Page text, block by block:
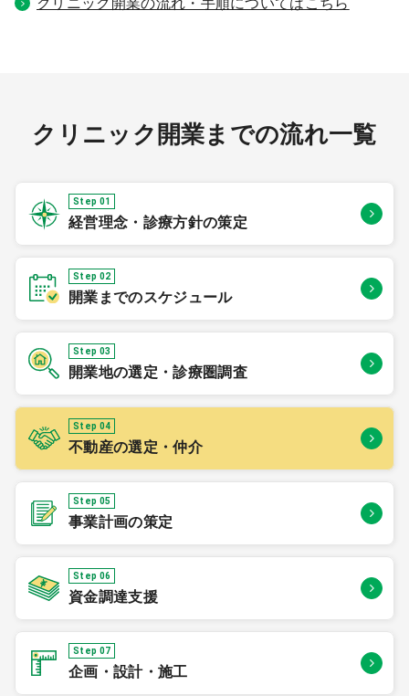
クリニック開業までの流れ一覧
Step 01
経営理念・診療方針の策定
Step 02
開業までのスケジュール
Step 03
開業地の選定・診療圏調査
Step 04
不動産の選定・仲介
Step 05
事業計画の策定
Step 06
資金調達支援
Step 07
企画・設計・施工